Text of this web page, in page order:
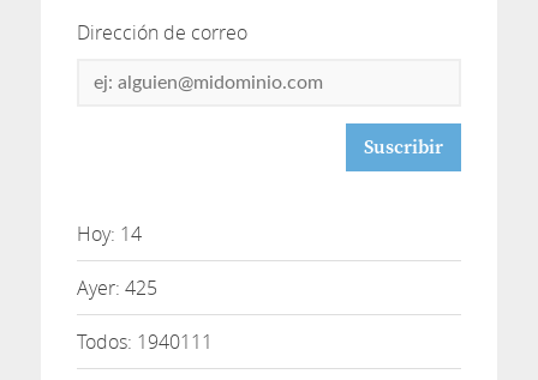
Dirección de correo
Dirección
Hoy: 14
Ayer: 425
Todos: 1940111